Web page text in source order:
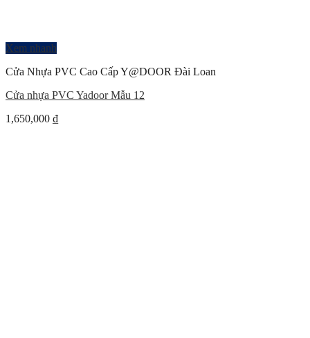
Xem nhanh
Cửa Nhựa PVC Cao Cấp Y@DOOR Đài Loan
Cửa nhựa PVC Yadoor Mẫu 12
1,650,000 ₫